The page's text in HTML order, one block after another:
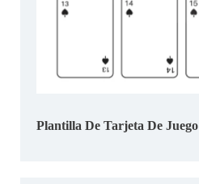
Plantilla De Tarjeta De Juego